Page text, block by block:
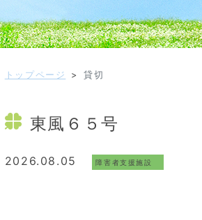
トップページ > 貸切
東風６５号
2026.08.05 障害者支援施設